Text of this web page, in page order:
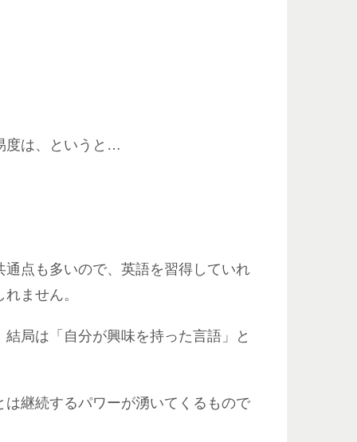
度は、というと…
点も多いので、英語を習得していれ
ません。
局は「自分が興味を持った言語」と
継続するパワーが湧いてくるもので